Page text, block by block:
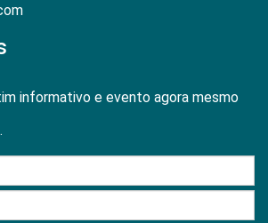
informativo e evento agora mesmo